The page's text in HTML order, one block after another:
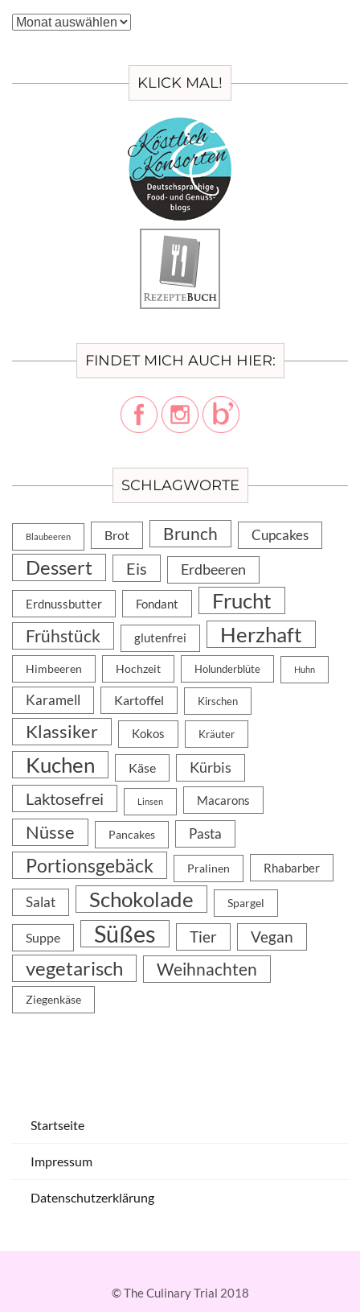
Archiv
KLICK MAL!
FINDET MICH AUCH HIER:
SCHLAGWORTE
Blaubeeren Brot Brunch Cupcakes
Dessert Eis Erdbeeren
Erdnussbutter Fondant Frucht
Frühstück glutenfrei Herzhaft
Himbeeren Hochzeit Holunderblüte Huhn
Karamell Kartoffel Kirschen
Klassiker Kokos Kräuter
Kuchen Käse Kürbis
Laktosefrei Linsen Macarons
Nüsse Pancakes Pasta
Portionsgebäck Pralinen Rhabarber
Salat Schokolade Spargel
Suppe Süßes Tier Vegan
vegetarisch Weihnachten
Ziegenkäse
Startseite
Impressum
Datenschutzerklärung
© The Culinary Trial 2018